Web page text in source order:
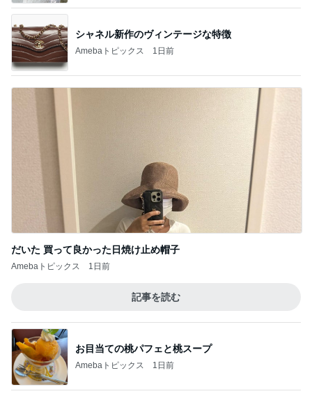
シャネル新作のヴィンテージな特徴
Amebaトピックス 1日前
だいた 買って良かった日焼け止め帽子
Amebaトピックス 1日前
記事を読む
お目当ての桃パフェと桃スープ
Amebaトピックス 1日前